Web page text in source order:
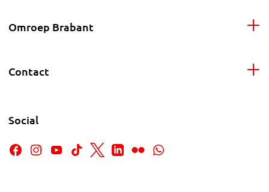
Omroep Brabant
Contact
Social